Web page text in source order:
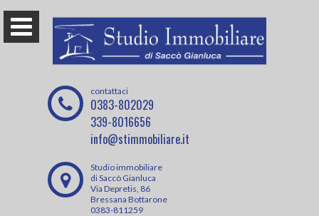
contattaci
0383-802029
339-8016656
info@stimmobiliare.it
Studio immobiliare
di Saccò Gianluca
Via Depretis, 86
Bressana Bottarone
0383-811259